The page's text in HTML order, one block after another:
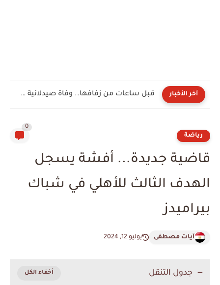
آخر الأخبار قبل ساعات من زفافها.. وفاة صيدلانية شابة تُحول الفرح إلى...
رياضة
0
قاضية جديدة... أفشة يسجل
الهدف الثالث للأهلي في شباك
بيراميدز
آيات مصطفى يوليو 12, 2024
جدول التنقل